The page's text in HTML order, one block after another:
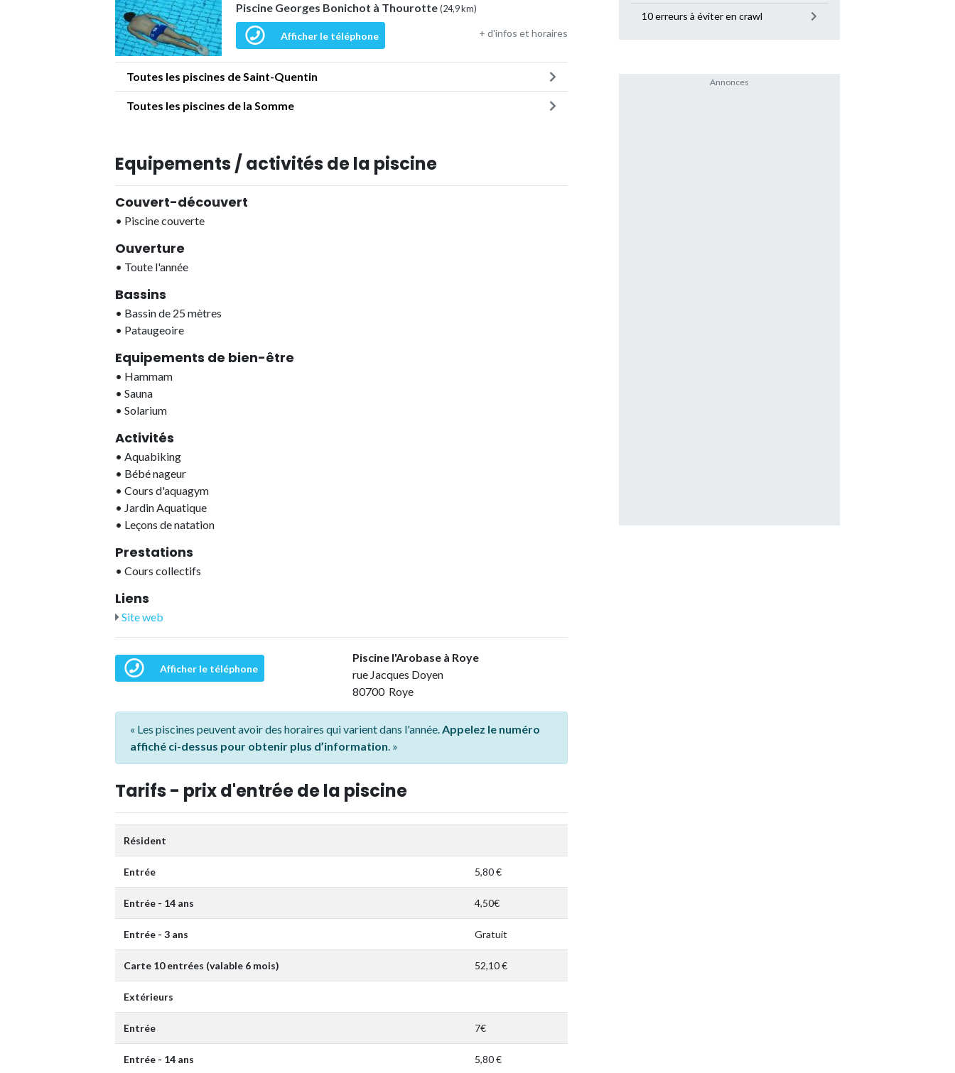
Piscine Georges Bonichot à Thourotte(24,9 km)
Afficher le téléphone + d'infos et horaires
Toutes les piscines de Saint-Quentin
Toutes les piscines de la Somme
Equipements / activités de la piscine
Couvert-découvert
• Piscine couverte
Ouverture
• Toute l'année
Bassins
• Bassin de 25 mètres
• Pataugeoire
Equipements de bien-être
• Hammam
• Sauna
• Solarium
Activités
• Aquabiking
• Bébé nageur
• Cours d'aquagym
• Jardin Aquatique
• Leçons de natation
Prestations
• Cours collectifs
Liens
Site web
Afficher le téléphone
Piscine l'Arobase à Roye
rue Jacques Doyen
80700 Roye
« Les piscines peuvent avoir des horaires qui varient dans l'année.Appelez le numéro
affiché ci-dessus pour obtenir plus d’information. »
Tarifs - prix d'entrée de la piscine
Résident
Entrée 5,80 €
Entrée - 14 ans 4,50€
Entrée - 3 ans Gratuit
Carte 10 entrées (valable 6 mois) 52,10 €
Extérieurs
Entrée 7€
Entrée - 14 ans 5,80 €
10 erreurs à éviter en crawl